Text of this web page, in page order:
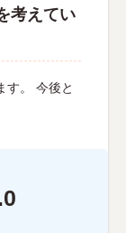
考えてい
す。 今後と